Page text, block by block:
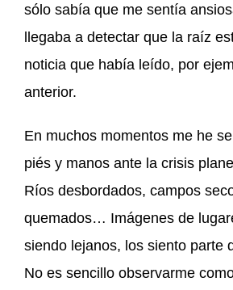
sólo sabía que me sentía
llegaba a detectar que la raíz
noticia que había leído, por
anterior.
En muchos momentos me he
piés y manos ante la crisis
Ríos desbordados, campos
quemados… Imágenes de
siendo lejanos, los siento parte
No es sencillo observarme